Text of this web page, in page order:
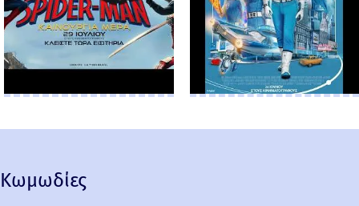
Κωμωδίες